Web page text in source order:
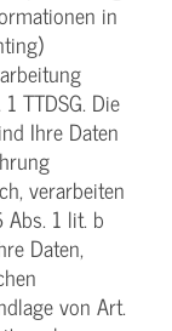
in
TTDSG. Die
Ihre Daten
verarbeiten
1 lit. b
Daten,
von Art.